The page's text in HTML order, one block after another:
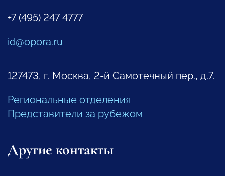
+7 (495) 247 4777
id@opora.ru
127473, г. Москва, 2-й Самотечный пер., д.7.
Региональные отделения
Представители за рубежом
Другие контакты